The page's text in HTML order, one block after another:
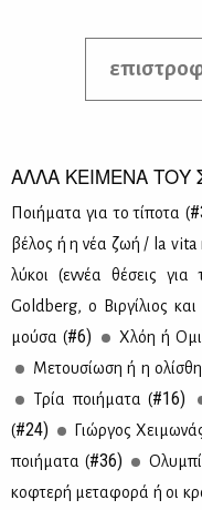
ΑΛΛΑ ΚΕΙΜΕΝΑ ΤΟΥ
Ποι­ή­μα­τα για το τί­πο­τα (
βέ­λος ή η νέα ζωή / la vita
λύ­κοι (εν­νέα θέ­σεις για
Goldberg, ο Βιρ­γί­λιος
μού­σα (#6) Χλόη ή
Με­του­σί­ω­ση ή η
Τρία ποι­ή­μα­τα (#16)
(#24) Γιώρ­γος
ποι­ή­μα­τα (#36)
κο­φτε­ρή με­τα­φο­ρά ή οι